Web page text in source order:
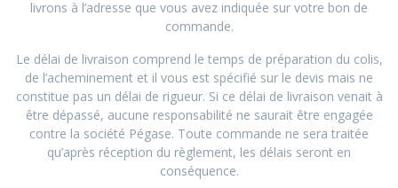
livrons à l’adresse que vous avez indiquée sur votre bon de
commande.
Le délai de livraison comprend le temps de préparation du colis,
de l’acheminement et il vous est spécifié sur le devis mais ne
constitue pas un délai de rigueur. Si ce délai de livraison venait à
être dépassé, aucune responsabilité ne saurait être engagée
contre la société Pégase. Toute commande ne sera traitée
qu’après réception du règlement, les délais seront en
conséquence.